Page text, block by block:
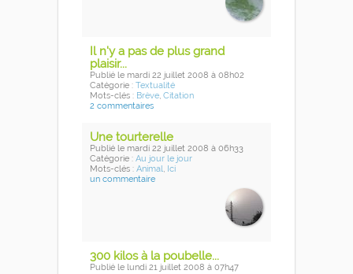
Il n'y a pas de plus grand
plaisir...
Publié le mardi 22 juillet 2008 à 08h02
Catégorie : Textualité
Mots-clés : Brève, Citation
2 commentaires
Une tourterelle
Publié le mardi 22 juillet 2008 à 06h33
Catégorie : Au jour le jour
Mots-clés : Animal, Ici
un commentaire
300 kilos à la poubelle...
Publié le lundi 21 juillet 2008 à 07h47